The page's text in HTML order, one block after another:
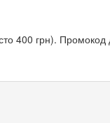
400 грн). Промокод